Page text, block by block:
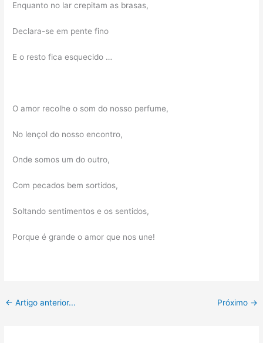
Enquanto no lar crepitam as brasas,
Declara-se em pente fino
E o resto fica esquecido …
O amor recolhe o som do nosso perfume,
No lençol do nosso encontro,
Onde somos um do outro,
Com pecados bem sortidos,
Soltando sentimentos e os sentidos,
Porque é grande o amor que nos une!
← Artigo anterior... Próximo →